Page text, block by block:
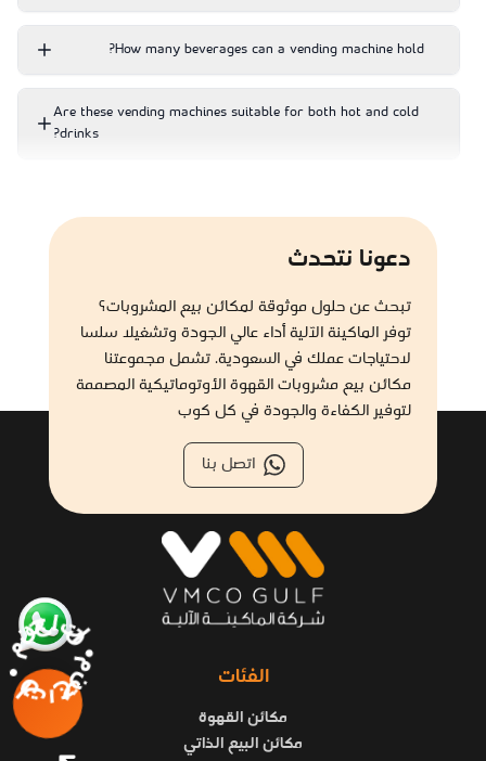
How many beverages can a vending machine hold?
Are these vending machines suitable for both hot and cold
drinks?
What is the average lifespan of a commercial beverage
Which beverage vending machine is best for 24/7 hospital
Which vending machines are easy to use for elderly or
non-tech-savvy users?
How does a drink vending machine work?
Do coffee vending machines still exist?
دعونا نتحدث
تبحث عن حلول موثوقة لمكائن بيع المشروبات؟
توفر الماكينة الآلية أداء عالي الجودة وتشغيلا سلسا
لاحتياجات عملك في السعودية. تشمل مجموعتنا
مكائن بيع مشروبات القهوة الأوتوماتيكية المصممة
لتوفير الكفاءة والجودة في كل كوب
اتصل بنا
الفئات
مكائن القهوة
مكائن البيع الذاتي
منتجاتنا • منتجاتنا •